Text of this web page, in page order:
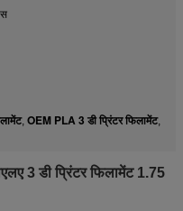
, OEM PLA 3 डी प्रिंटर फिलामेंट,
3 डी प्रिंटर फिलामेंट 1.75